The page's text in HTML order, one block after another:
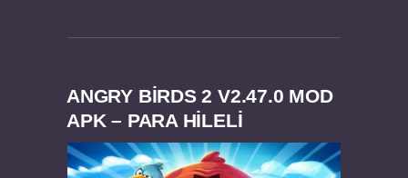
ANGRY BIRDS 2 V2.47.0 MOD
APK – PARA HİLELİ